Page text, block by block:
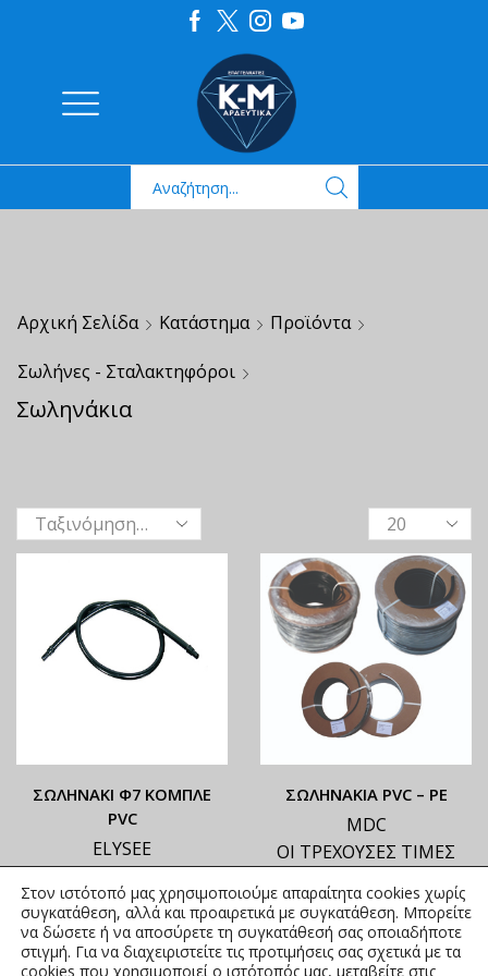
Αρχική Σελίδα Κατάστημα Προϊόντα
Σωλήνες - Σταλακτηφόροι
Σωληνάκια
ΣΩΛΗΝΑΚΙ Φ7 ΚΟΜΠΛΕ
PVC
ELYSEE
ΑΝΑΓΡΑΦΟΝΤΑΙ ΣΤΟ
ΑΝΗΡΤΗΜΕΝΟ PDF
0,33€ –0,77€ συμπ. Φ.Π.Α.
ΣΩΛΗΝΑΚΙΑ PVC – ΡΕ
MDC
ΟΙ ΤΡΕΧΟΥΣΕΣ ΤΙΜΕΣ
ΑΝΗΡΤΗΜΕΝΟ PDF
0,19€– 2,02€ συμπ. Φ.Π.Α.
Στον ιστότοπό μας χρησιμοποιούμε απαραίτητα cookies χωρίς
συγκατάθεση, αλλά και προαιρετικά με συγκατάθεση. Μπορείτε
να δώσετε ή να αποσύρετε τη συγκατάθεσή σας οποιαδήποτε
στιγμή. Για να διαχειριστείτε τις προτιμήσεις σας σχετικά με τα
cookies που χρησιμοποιεί ο ιστότοπός μας, μεταβείτε στις